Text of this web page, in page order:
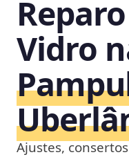
Vidro
Ajustes,